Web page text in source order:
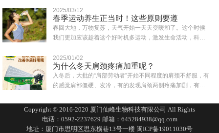
2025/03/12
春季运动养生正当时！这些原则要遵
春回大地，万物复苏，天气开始一天天变暖和了。这个时候
我们更加应该趁着这个好时机多运动，激发生命活动，科学
2025/01/02
为什么冬天肩颈疼痛加重呢？
入冬后，大批的“肩部劳动者”开始不同程度的肩颈不舒服，有
的感觉肩部僵硬、发冷，有的发现肩颈两侧疼痛加剧，有的
Copyright © 2016-2020 厦门仙峰生物科技有限公司 All Rights
电话：0592-2237629 邮箱：645284938@qq.com
地址：厦门市思明区思东横巷13号一楼 闽ICP备19011030号